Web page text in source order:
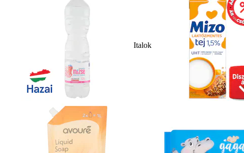
Italok